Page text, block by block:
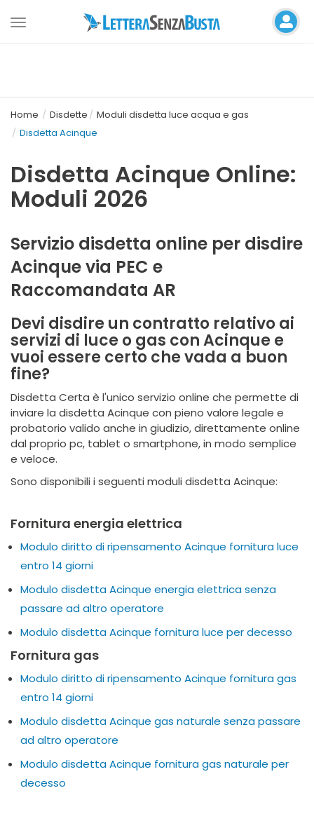
Toggle
Home Disdette
Moduli disdetta luce acqua e gas
Disdetta Acinque
Disdetta Acinque Online:
Moduli 2026
Servizio disdetta online per disdire
Acinque via PEC e
Raccomandata AR
Devi disdire un contratto relativo ai
servizi di luce o gas con Acinque e
vuoi essere certo che vada a buon
fine?
Disdetta Certa è l'unico servizio online che permette di
inviare la disdetta Acinque con pieno valore legale e
probatorio valido anche in giudizio, direttamente online
dal proprio pc, tablet o smartphone, in modo semplice
e veloce.
Sono disponibili i seguenti moduli disdetta Acinque:
Fornitura energia elettrica
Modulo diritto di ripensamento Acinque fornitura luce
entro 14 giorni
Modulo disdetta Acinque energia elettrica senza
passare ad altro operatore
Modulo disdetta Acinque fornitura luce per decesso
Fornitura gas
Modulo diritto di ripensamento Acinque fornitura gas
entro 14 giorni
Modulo disdetta Acinque gas naturale senza passare
ad altro operatore
Modulo disdetta Acinque fornitura gas naturale per
decesso